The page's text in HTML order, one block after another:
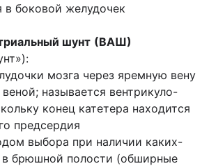
в боковой желудочек
шунт (ВАШ)
мозга через яремную вену
называется вентрикуло-
конец катетера находится
предсердия
выбора при наличии каких-
брюшной полости (обширные